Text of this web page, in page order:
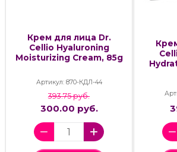
Крем для лица Dr.
Cellio Hyaluroning
Moisturizing Cream, 85g
Артикул: 870-КДЛ-44
393.75 руб.
300.00 руб.